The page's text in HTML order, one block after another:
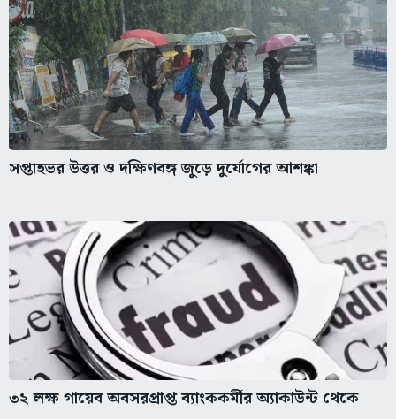
সপ্তাহভর উত্তর ও দক্ষিণবঙ্গ জুড়ে দুর্যোগের আশঙ্কা
৩২ লক্ষ গায়েব অবসরপ্রাপ্ত ব্যাংককর্মীর অ্যাকাউন্ট থেকে